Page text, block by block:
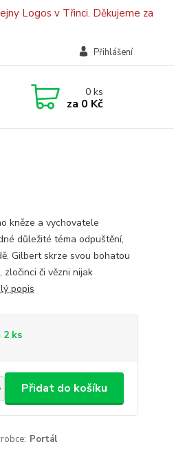
Logos v Třinci. Děkujeme za
Přihlášení
0ks
za 0 Kč
kněze a vychovatele
důležité téma odpuštění,
Gilbert skrze svou bohatou
či vězni nijak
popis
2 ks
Přidat do košíku
Portál